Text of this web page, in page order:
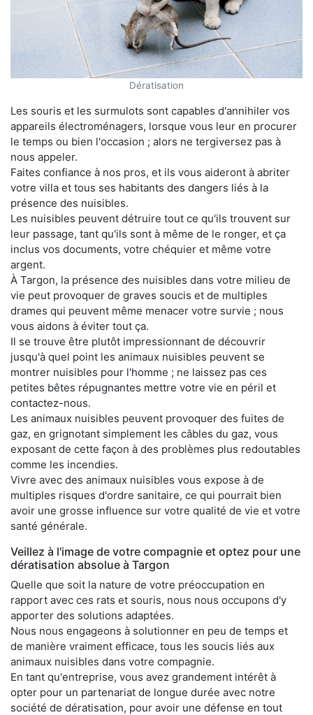
Dératisation
Les souris et les surmulots sont capables d'annihiler vos
appareils électroménagers, lorsque vous leur en procurer
le temps ou bien l'occasion ; alors ne tergiversez pas à
nous appeler.
Faites confiance à nos pros, et ils vous aideront à abriter
votre villa et tous ses habitants des dangers liés à la
présence des nuisibles.
Les nuisibles peuvent détruire tout ce qu'ils trouvent sur
leur passage, tant qu'ils sont à même de le ronger, et ça
inclus vos documents, votre chéquier et même votre
argent.
À Targon, la présence des nuisibles dans votre milieu de
vie peut provoquer de graves soucis et de multiples
drames qui peuvent même menacer votre survie ; nous
vous aidons à éviter tout ça.
Il se trouve être plutôt impressionnant de découvrir
jusqu'à quel point les animaux nuisibles peuvent se
montrer nuisibles pour l'homme ; ne laissez pas ces
petites bêtes répugnantes mettre votre vie en péril et
contactez-nous.
Les animaux nuisibles peuvent provoquer des fuites de
gaz, en grignotant simplement les câbles du gaz, vous
exposant de cette façon à des problèmes plus redoutables
comme les incendies.
Vivre avec des animaux nuisibles vous expose à de
multiples risques d'ordre sanitaire, ce qui pourrait bien
avoir une grosse influence sur votre qualité de vie et votre
santé générale.
Veillez à l'image de votre compagnie et optez pour une
dératisation absolue à Targon
Quelle que soit la nature de votre préoccupation en
rapport avec ces rats et souris, nous nous occupons d'y
apporter des solutions adaptées.
Nous nous engageons à solutionner en peu de temps et
de manière vraiment efficace, tous les soucis liés aux
animaux nuisibles dans votre compagnie.
En tant qu'entreprise, vous avez grandement intérêt à
opter pour un partenariat de longue durée avec notre
société de dératisation, pour avoir une défense en tout